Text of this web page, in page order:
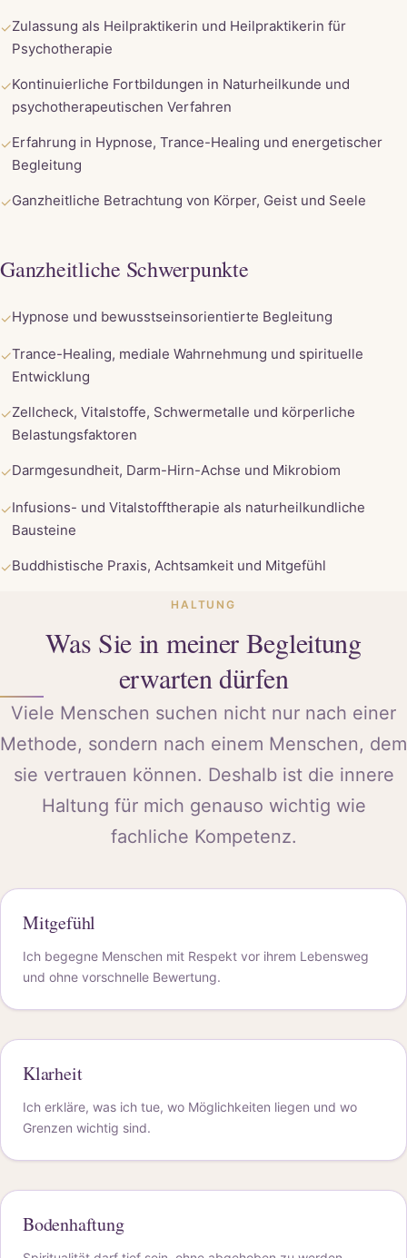
✓Zulassung als Heilpraktikerin und Heilpraktikerin für
Psychotherapie
✓Kontinuierliche Fortbildungen in Naturheilkunde und
psychotherapeutischen Verfahren
✓Erfahrung in Hypnose, Trance-Healing und energetischer
Begleitung
✓Ganzheitliche Betrachtung von Körper, Geist und Seele
Ganzheitliche Schwerpunkte
✓Hypnose und bewusstseinsorientierte Begleitung
✓Trance-Healing, mediale Wahrnehmung und spirituelle
Entwicklung
✓Zellcheck, Vitalstoffe, Schwermetalle und körperliche
Belastungsfaktoren
✓Darmgesundheit, Darm-Hirn-Achse und Mikrobiom
✓Infusions- und Vitalstofftherapie als naturheilkundliche
Bausteine
✓Buddhistische Praxis, Achtsamkeit und Mitgefühl
HALTUNG
Was Sie in meiner Begleitung
erwarten dürfen
Viele Menschen suchen nicht nur nach einer
Methode, sondern nach einem Menschen, dem
sie vertrauen können. Deshalb ist die innere
Haltung für mich genauso wichtig wie
fachliche Kompetenz.
Mitgefühl
Ich begegne Menschen mit Respekt vor ihrem Lebensweg
und ohne vorschnelle Bewertung.
Klarheit
Ich erkläre, was ich tue, wo Möglichkeiten liegen und wo
Grenzen wichtig sind.
Bodenhaftung